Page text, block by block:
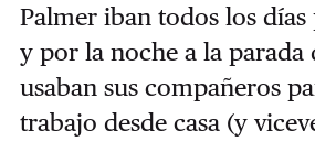
Palmer iban todos los
y por la noche a la parada
usaban sus compañeros
trabajo desde casa (y